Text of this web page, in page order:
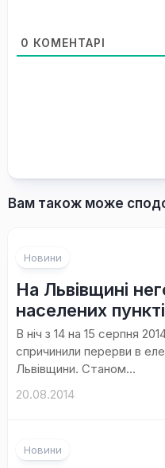
0 КОМЕНТАРІ
Вам також може
Новини
На Львівщині
населених
В ніч з 14 на 15 серпня
спричинили перерви в
Львівщини. Станом...
20.08.2014
Новини